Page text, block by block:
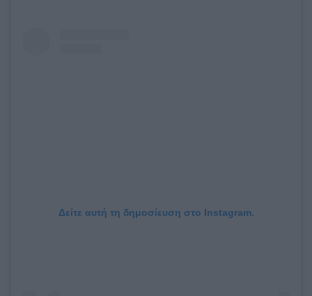
Δείτε αυτή τη δημοσίευση στο Instagram.